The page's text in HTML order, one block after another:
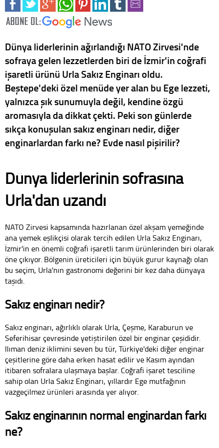
Dünya liderlerinin ağırlandığı NATO Zirvesi'nde
sofraya gelen lezzetlerden biri de İzmir'in coğrafi
işaretli ürünü Urla Sakız Enginarı oldu.
Beştepe'deki özel menüde yer alan bu Ege lezzeti,
yalnızca şık sunumuyla değil, kendine özgü
aromasıyla da dikkat çekti. Peki son günlerde
sıkça konuşulan sakız enginarı nedir, diğer
enginarlardan farkı ne? Evde nasıl pişirilir?
Dünya liderlerinin sofrasına
Urla'dan uzandı
NATO Zirvesi kapsamında hazırlanan özel akşam yemeğinde
ana yemek eşlikçisi olarak tercih edilen Urla Sakız Enginarı,
İzmir'in en önemli coğrafi işaretli tarım ürünlerinden biri olarak
öne çıkıyor. Bölgenin üreticileri için büyük gurur kaynağı olan
bu seçim, Urla'nın gastronomi değerini bir kez daha dünyaya
taşıdı.
Sakız enginarı nedir?
Sakız enginarı, ağırlıklı olarak Urla, Çeşme, Karaburun ve
Seferihisar çevresinde yetiştirilen özel bir enginar çeşididir.
Ilıman deniz iklimini seven bu tür, Türkiye'deki diğer enginar
çeşitlerine göre daha erken hasat edilir ve Kasım ayından
itibaren sofralara ulaşmaya başlar. Coğrafi işaret tesciline
sahip olan Urla Sakız Enginarı, yıllardır Ege mutfağının
vazgeçilmez ürünleri arasında yer alıyor.
Sakız enginarının normal enginardan farkı
ne?